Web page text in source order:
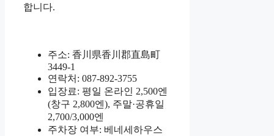
합니다.
주소: 香川県香川郡直島町
3449-1
연락처: 087-892-3755
입장료: 평일 온라인 2,500엔
(창구 2,800엔), 주말·공휴일
2,700/3,000엔
주차장 여부: 베네세하우스